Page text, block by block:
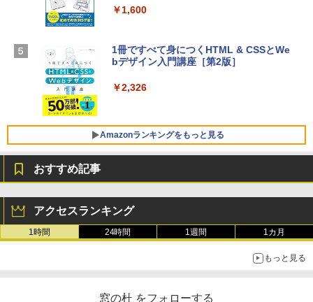
ン 15-fd 15.6インチ 16GBメモリ 512GB
SSD インテル Core 5
￥129,800
ersonal/Copilotキー搭載/Win 11/15.6型/
Core i5/16GB/SSD 512GB/ホワイト) FM
VWK3E15W_AZ
￥119,800
￥3,200
Robloxギフトカード - 1000 Robux 【限
定バーチャルアイテムを含む】 【オンラ
ラインコード版
￥1,600
1冊ですべて身につくHTML & CSSとWe
bデザイン入門講座［第2版］
￥2,326
Amazonランキングをもっと見る
ンチディスプレイ、色調調節ライト、12
週間持続バッテリー、広告なし、ブラッ
ク
Amazon Kindle - 目に優しい、かさばら
おすすめ記事
アクセスランキング
1時間 24時間 1週間 1カ月
もっと見る
窓の杜 をフォローする